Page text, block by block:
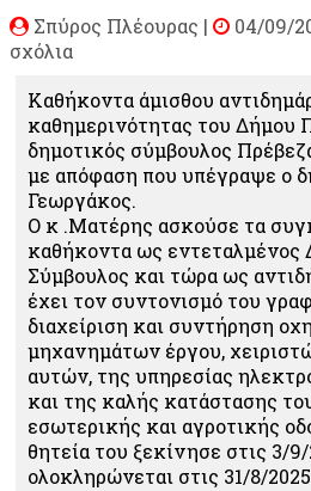
Σπύρος Πλέουρας | 04/09/
σχόλια
Καθήκοντα άμισθου
καθημερινότητας του Δήμου
δημοτικός σύμβουλος
με απόφαση που υπέγραψε ο
Γεωργάκος.
Ο κ .Ματέρης ασκούσε τα
καθήκοντα ως εντεταλμένος
Σύμβουλος και τώρα ως
έχει τον συντονισμό του
διαχείριση και συντήρηση
μηχανημάτων έργου,
αυτών, της υπηρεσίας
και της καλής κατάστασης
εσωτερικής και αγροτικής
θητεία του ξεκίνησε στις 3/
ολοκληρώνεται στις 31/8/